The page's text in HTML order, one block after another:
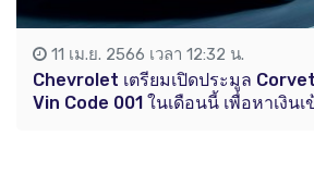
11 เม.ย. 2566 เวลา 12:32 น.
Chevrolet เตรียมเปิดประมูล
Vin Code 001 ในเดือนนี้ เพื่อหาเงิน